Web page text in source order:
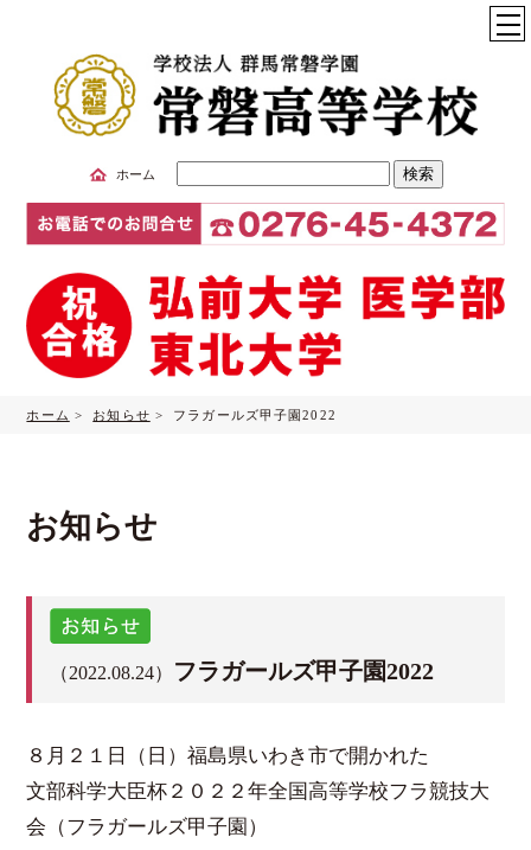
ホーム
ト
内
検
索
ホーム > お知らせ > フラガールズ甲子園2022
お知らせ
（2022.08.24） フラガールズ甲子園2022
８月２１日（日）福島県いわき市で開かれた
文部科学大臣杯２０２２年全国高等学校フラ競技大
会（フラガールズ甲子園）